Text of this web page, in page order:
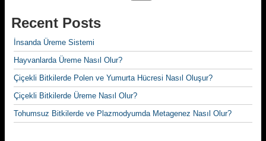
Recent Posts
İnsanda Üreme Sistemi
Hayvanlarda Üreme Nasıl Olur?
Çiçekli Bitkilerde Polen ve Yumurta Hücresi Nasıl Oluşur?
Çiçekli Bitkilerde Üreme Nasıl Olur?
Tohumsuz Bitkilerde ve Plazmodyumda Metagenez Nasıl Olur?